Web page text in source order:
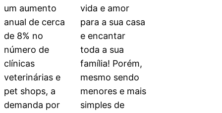
um aumento
anual de cerca
de 8% no
número de
clínicas
veterinárias e
pet shops, a
demanda por
vida e amor
para a sua casa
e encantar
toda a sua
família! Porém,
mesmo sendo
menores e mais
simples de